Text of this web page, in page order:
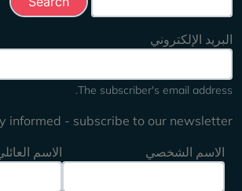
البريد الإلكتروني
The subscriber's email address.
informed - subscribe to our newsletter.
الاسم الشخصي
الاسم